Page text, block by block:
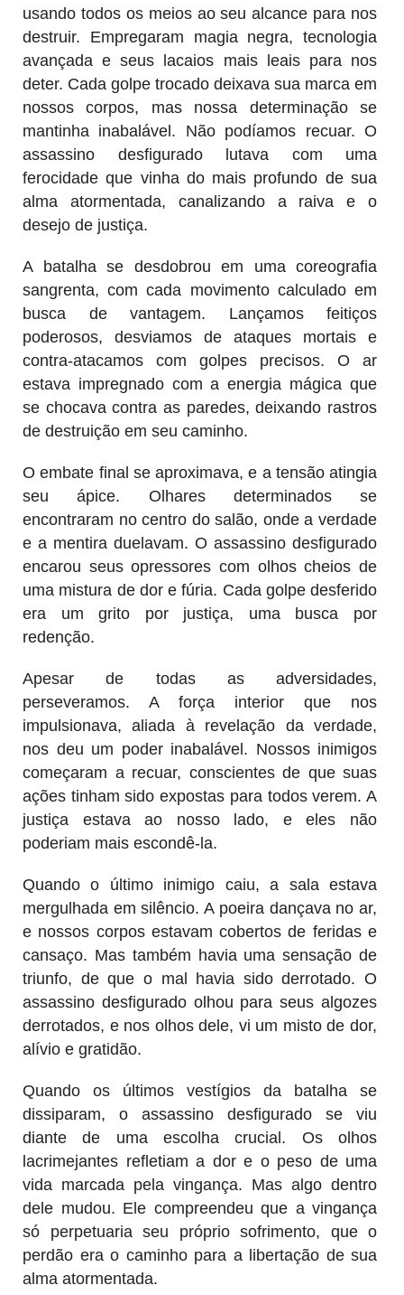
usando todos os meios ao seu alcance para nos
destruir. Empregaram magia negra, tecnologia
avançada e seus lacaios mais leais para nos
deter. Cada golpe trocado deixava sua marca em
nossos corpos, mas nossa determinação se
mantinha inabalável. Não podíamos recuar. O
assassino desfigurado lutava com uma
ferocidade que vinha do mais profundo de sua
alma atormentada, canalizando a raiva e o
desejo de justiça.
A batalha se desdobrou em uma coreografia
sangrenta, com cada movimento calculado em
busca de vantagem. Lançamos feitiços
poderosos, desviamos de ataques mortais e
contra-atacamos com golpes precisos. O ar
estava impregnado com a energia mágica que
se chocava contra as paredes, deixando rastros
de destruição em seu caminho.
O embate final se aproximava, e a tensão atingia
seu ápice. Olhares determinados se
encontraram no centro do salão, onde a verdade
e a mentira duelavam. O assassino desfigurado
encarou seus opressores com olhos cheios de
uma mistura de dor e fúria. Cada golpe desferido
era um grito por justiça, uma busca por
redenção.
Apesar de todas as adversidades,
perseveramos. A força interior que nos
impulsionava, aliada à revelação da verdade,
nos deu um poder inabalável. Nossos inimigos
começaram a recuar, conscientes de que suas
ações tinham sido expostas para todos verem. A
justiça estava ao nosso lado, e eles não
poderiam mais escondê-la.
Quando o último inimigo caiu, a sala estava
mergulhada em silêncio. A poeira dançava no ar,
e nossos corpos estavam cobertos de feridas e
cansaço. Mas também havia uma sensação de
triunfo, de que o mal havia sido derrotado. O
assassino desfigurado olhou para seus algozes
derrotados, e nos olhos dele, vi um misto de dor,
alívio e gratidão.
Quando os últimos vestígios da batalha se
dissiparam, o assassino desfigurado se viu
diante de uma escolha crucial. Os olhos
lacrimejantes refletiam a dor e o peso de uma
vida marcada pela vingança. Mas algo dentro
dele mudou. Ele compreendeu que a vingança
só perpetuaria seu próprio sofrimento, que o
perdão era o caminho para a libertação de sua
alma atormentada.